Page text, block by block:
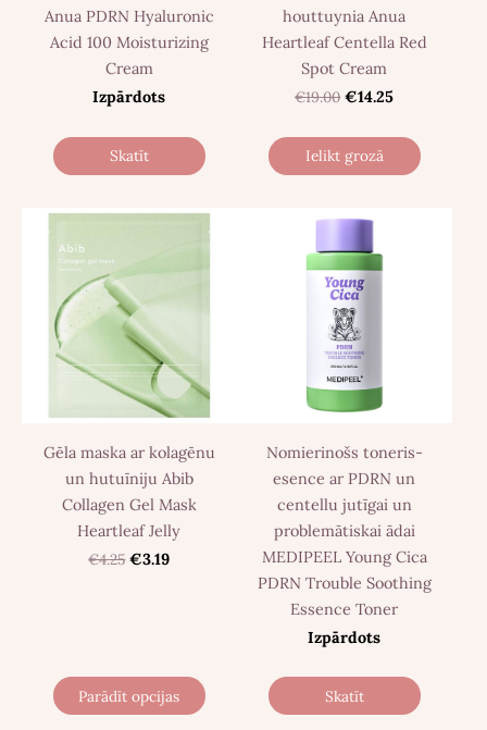
Anua PDRN Hyaluronic
Acid 100 Moisturizing
Cream
Izpārdots
Skatīt
houttuynia Anua
Heartleaf Centella Red
Spot Cream
€19.00 €14.25
Ielikt grozā
Gēla maska ​​ar kolagēnu
un hutuīniju Abib
Collagen Gel Mask
Heartleaf Jelly
€4.25 €3.19
Parādīt opcijas
Nomierinošs toneris-
esence ar PDRN un
centellu jutīgai un
problemātiskai ādai
MEDIPEEL Young Cica
PDRN Trouble Soothing
Essence Toner
Izpārdots
Skatīt